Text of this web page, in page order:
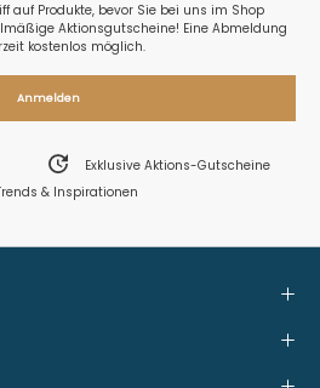
auf Produkte, bevor Sie bei uns im Shop
Aktionsgutscheine! Eine Abmeldung
kostenlos möglich.
Anmelden
Exklusive Aktions-Gutscheine
& Inspirationen